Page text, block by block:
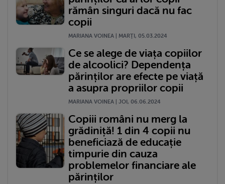
rămân singuri dacă nu fac
copii
MARIANA VOINEA | MARŢI, 05.03.2024
Ce se alege de viața copiilor
de alcoolici? Dependența
părinților are efecte pe viață
a asupra propriilor copii
MARIANA VOINEA | JOI, 06.06.2024
Copiii români nu merg la
grădiniță! 1 din 4 copii nu
beneficiază de educație
timpurie din cauza
problemelor financiare ale
părinților